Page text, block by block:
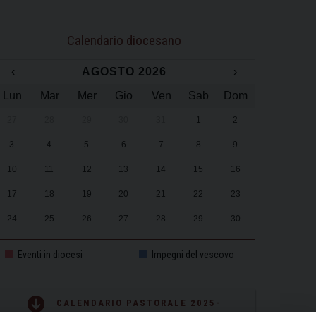
Calendario diocesano
‹ AGOSTO 2026
›
Lun
Mar Mer Gio Ven Sab Dom
1 2
3 4 5 6 7 8 9
10 11 12 13 14 15 16
17 18 19 20 21 22 23
24 25 26 27 28 29 30
Eventi in diocesi Impegni del vescovo
CALENDARIO PASTORALE 2025-